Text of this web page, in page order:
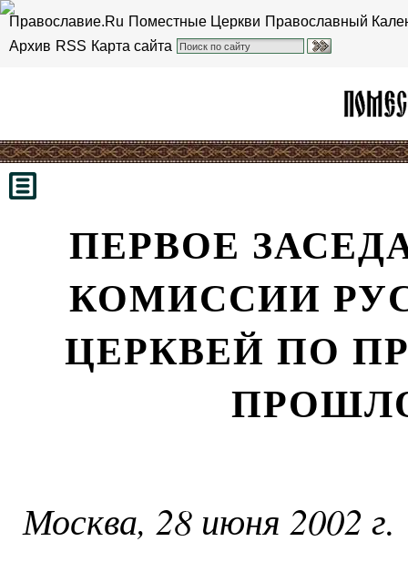
Православие.Ru Поместные Церкви Православный
Архив RSS Карта сайта
ПЕРВОЕ
КОМИССИИ
ЦЕРКВЕЙ ПО
Москва, 28 июня 2002 г.